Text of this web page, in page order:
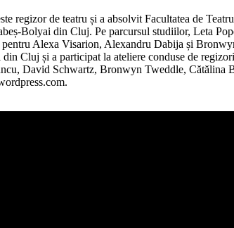
regizor de teatru și a absolvit Facultatea de
Bolyai din Cluj. Pe parcursul studiilor, Leta
pentru Alexa Visarion, Alexandru Dabija și
Cluj și a participat la ateliere conduse de
David Schwartz, Bronwyn Tweddle, Cătălina